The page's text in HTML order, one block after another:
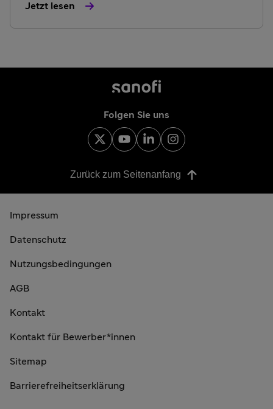
Jetzt lesen
Folgen Sie uns
Zurück zum Seitenanfang
Impressum
Datenschutz
Nutzungsbedingungen
AGB
Kontakt
Kontakt für Bewerber*innen
Sitemap
Barrierefreiheitserklärung